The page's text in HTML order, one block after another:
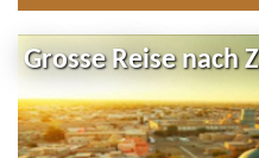
Grosse Reise nach